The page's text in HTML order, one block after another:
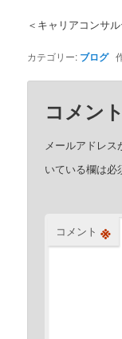
＜キャリアコンサ
カテゴリー: ブログ
コメン
メールアドレス
いている欄は必
コメント ※